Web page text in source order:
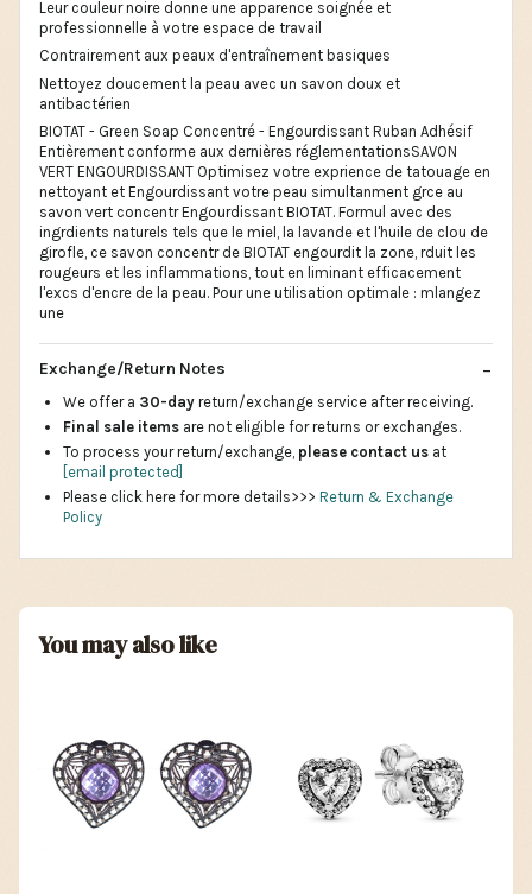
Leur couleur noire donne une apparence soignée et
professionnelle à votre espace de travail
Contrairement aux peaux d'entraînement basiques
Nettoyez doucement la peau avec un savon doux et
antibactérien
BIOTAT - Green Soap Concentré - Engourdissant Ruban Adhésif
Entièrement conforme aux dernières réglementationsSAVON
VERT ENGOURDISSANT Optimisez votre exprience de tatouage en
nettoyant et Engourdissant votre peau simultanment grce au
savon vert concentr Engourdissant BIOTAT. Formul avec des
ingrdients naturels tels que le miel, la lavande et l'huile de clou de
girofle, ce savon concentr de BIOTAT engourdit la zone, rduit les
rougeurs et les inflammations, tout en liminant efficacement
l'excs d'encre de la peau. Pour une utilisation optimale : mlangez
une
Exchange/Return Notes
We offer a 30-day return/exchange service after receiving.
Final sale items are not eligible for returns or exchanges.
To process your return/exchange, please contact us at
[email protected]
Please click here for more details>>> Return & Exchange
Policy
You may also like